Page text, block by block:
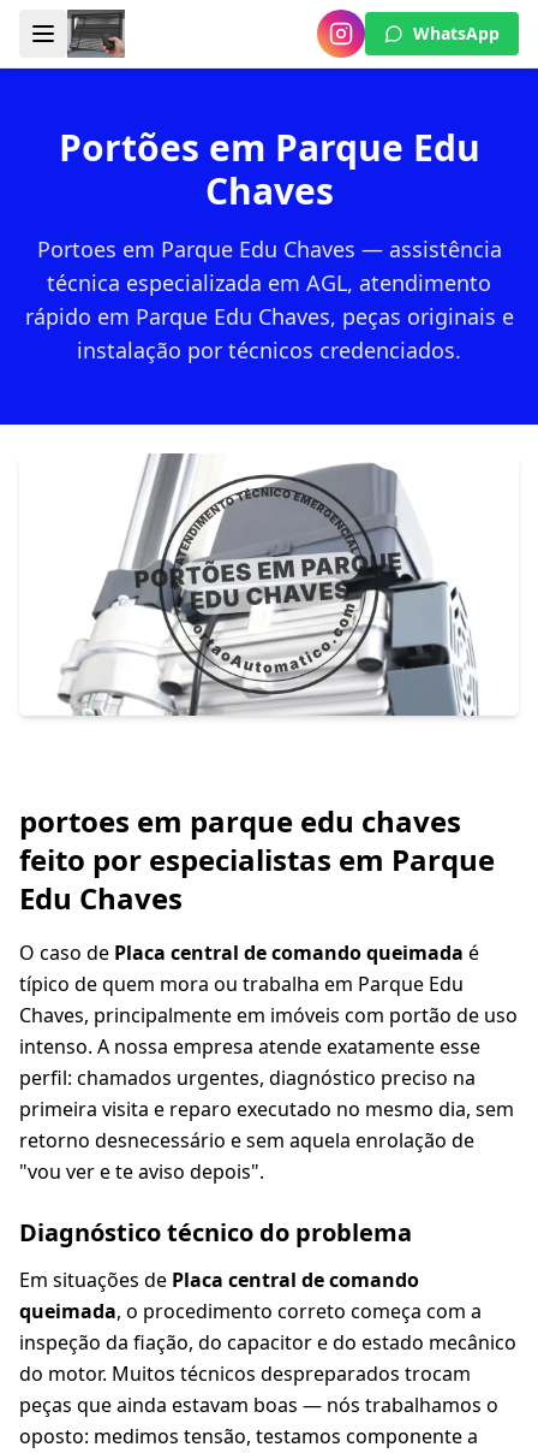
WhatsApp
Portões em Parque Edu
Chaves
Portoes em Parque Edu Chaves — assistência
técnica especializada em AGL, atendimento
rápido em Parque Edu Chaves, peças originais e
instalação por técnicos credenciados.
portoes em parque edu chaves
feito por especialistas em Parque
Edu Chaves
O caso de Placa central de comando queimada é
típico de quem mora ou trabalha em Parque Edu
Chaves, principalmente em imóveis com portão de uso
intenso. A nossa empresa atende exatamente esse
perfil: chamados urgentes, diagnóstico preciso na
primeira visita e reparo executado no mesmo dia, sem
retorno desnecessário e sem aquela enrolação de
"vou ver e te aviso depois".
Diagnóstico técnico do problema
Em situações de Placa central de comando
queimada, o procedimento correto começa com a
inspeção da fiação, do capacitor e do estado mecânico
do motor. Muitos técnicos despreparados trocam
peças que ainda estavam boas — nós trabalhamos o
oposto: medimos tensão, testamos componente a